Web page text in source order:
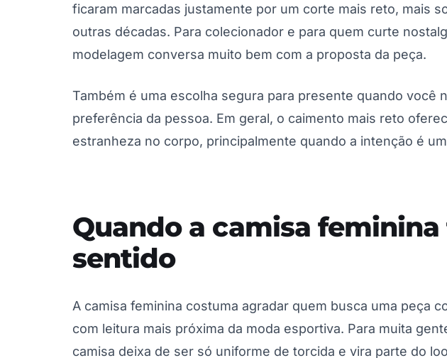
ficaram marcadas justamente por um corte mais reto, mais
outras décadas. Para colecionador e para quem curte
modelagem conversa muito bem com a proposta da peça.
Também é uma escolha segura para presente quando você
preferência da pessoa. Em geral, o caimento mais reto
estranheza no corpo, principalmente quando a intenção é
Quando a camisa feminina
sentido
A camisa feminina costuma agradar quem busca uma peça
com leitura mais próxima da moda esportiva. Para muita
camisa deixa de ser só uniforme de torcida e vira parte do